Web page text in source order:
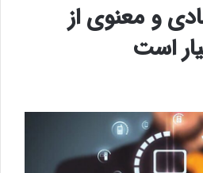
و معنوی از
است